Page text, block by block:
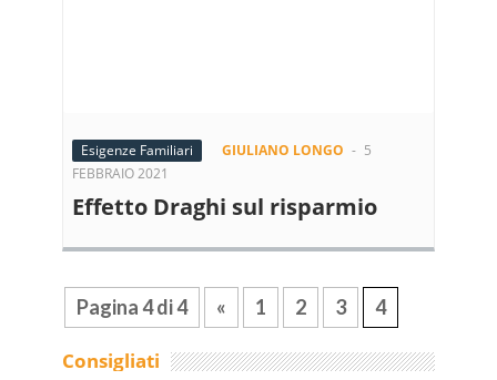
Esigenze Familiari GIULIANO LONGO - 5
FEBBRAIO 2021
Effetto Draghi sul risparmio
Pagina 4 di 4 « 1 2 3 4
Consigliati